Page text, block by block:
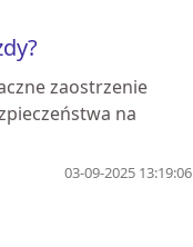
zaostrzenie
na
03-09-2025 13:19:06